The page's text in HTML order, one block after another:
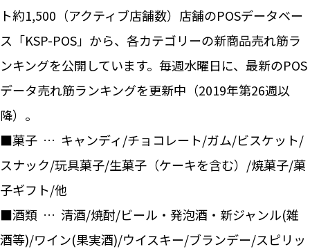
ト約1,500（アクティブ店舗数）店舗のPOSデータベー
ス「KSP-POS」から、各カテゴリーの新商品売れ筋ラ
ンキングを公開しています。毎週水曜日に、最新のPOS
データ売れ筋ランキングを更新中（2019年第26週以
降）。
■菓子 … キャンディ/チョコレート/ガム/ビスケット/
スナック/玩具菓子/生菓子（ケーキを含む）/焼菓子/菓
子ギフト/他
■酒類 … 清酒/焼酎/ビール・発泡酒・新ジャンル(雑
酒等)/ワイン(果実酒)/ウイスキー/ブランデー/スピリッ